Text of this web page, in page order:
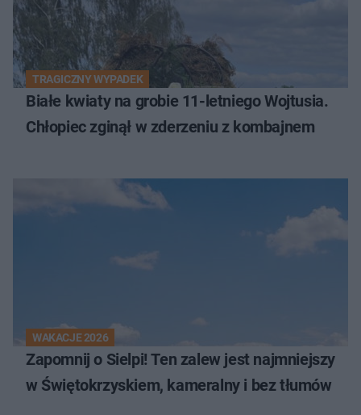
TRAGICZNY WYPADEK
Białe kwiaty na grobie 11-letniego Wojtusia.
Chłopiec zginął w zderzeniu z kombajnem
WAKACJE 2026
Zapomnij o Sielpi! Ten zalew jest najmniejszy
w Świętokrzyskiem, kameralny i bez tłumów